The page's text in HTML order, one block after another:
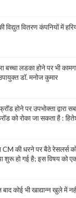
विद्युत वितरण कंपनियों में
बच्चा लडका होने पर भी
डॉ. मनोज कुमार
होने पर उपभोक्ता
को रोका जा सकता है :
CM की धरने पर बैठे रेसलर्स
शुरू हो गई है; इस विषय को
कोई भी खाद्यान्न खुले में